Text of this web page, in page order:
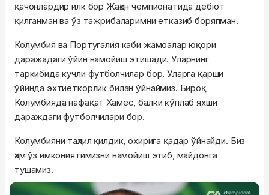
қачонлардир илк бор Жаҳон чемпионатида дебют
қилганман ва ўз тажрибаларимни етказиб боряпман.
Колумбия ва Португалия каби жамоалар юқори
даражадаги ўйин намойиш этишади. Уларнинг
таркибида кучли футболчилар бор. Уларга қарши
ўйинда эхтиёткорлик билан ўйнаймиз. Бироқ
Колумбияда нафақат Хамес, балки кўплаб яхши
дараждаги футболчилари бор.
Колумбияни таҳлил қилдик, охирига қадар ўйнайди. Биз
ҳам ўз имкониятимизни намойиш этиб, майдонга
тушамиз.